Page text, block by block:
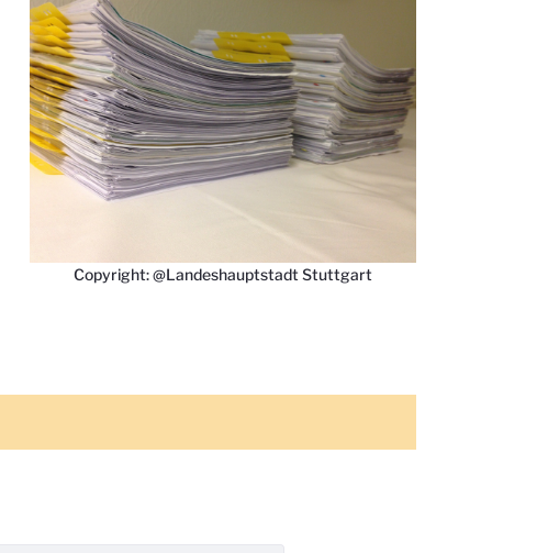
Copyright: @Landeshauptstadt Stuttgart